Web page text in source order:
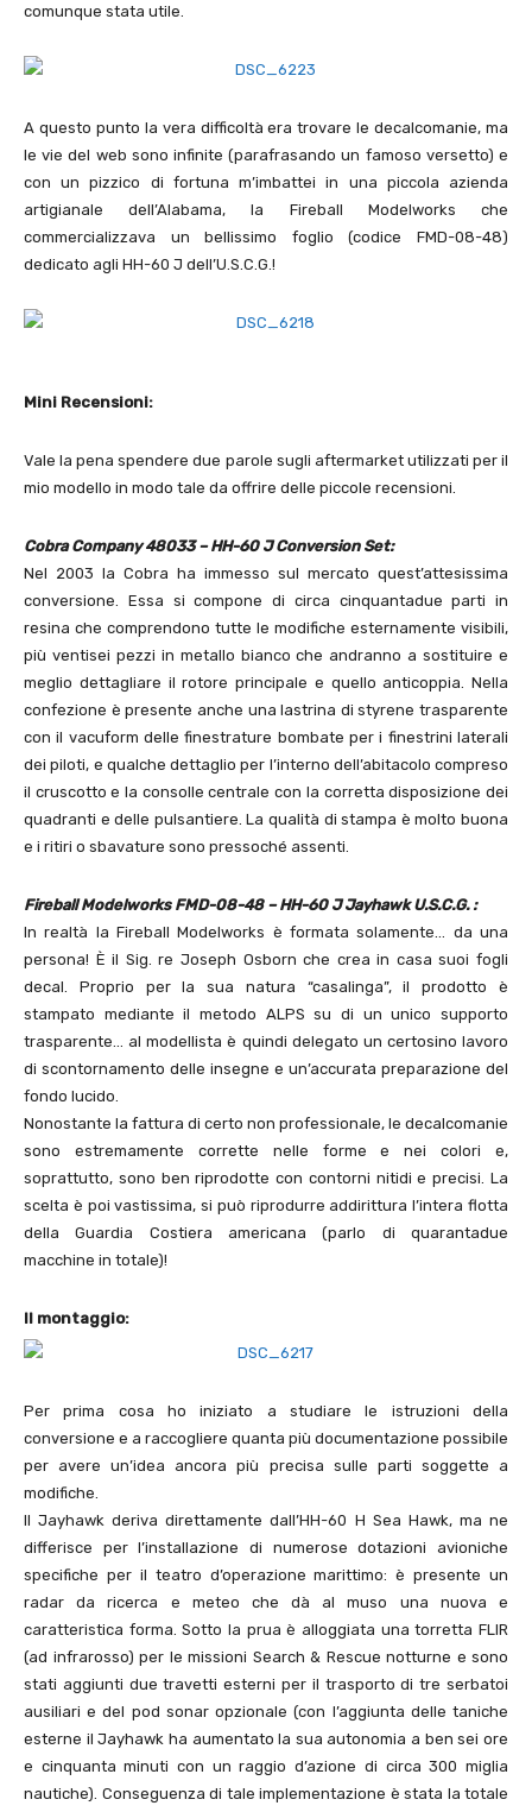
comunque stata utile.
A questo punto la vera difficoltà era trovare le decalcomanie, ma
le vie del web sono infinite (parafrasando un famoso versetto) e
con un pizzico di fortuna m’imbattei in una piccola azienda
artigianale dell’Alabama, la Fireball Modelworks che
commercializzava un bellissimo foglio (codice FMD-08-48)
dedicato agli HH-60 J dell’U.S.C.G.!
Mini Recensioni:
Vale la pena spendere due parole sugli aftermarket utilizzati per il
mio modello in modo tale da offrire delle piccole recensioni.
Cobra Company 48033 – HH-60 J Conversion Set:
Nel 2003 la Cobra ha immesso sul mercato quest’attesissima
conversione. Essa si compone di circa cinquantadue parti in
resina che comprendono tutte le modifiche esternamente visibili,
più ventisei pezzi in metallo bianco che andranno a sostituire e
meglio dettagliare il rotore principale e quello anticoppia. Nella
confezione è presente anche una lastrina di styrene trasparente
con il vacuform delle finestrature bombate per i finestrini laterali
dei piloti, e qualche dettaglio per l’interno dell’abitacolo compreso
il cruscotto e la consolle centrale con la corretta disposizione dei
quadranti e delle pulsantiere. La qualità di stampa è molto buona
e i ritiri o sbavature sono pressoché assenti.
Fireball Modelworks FMD-08-48 – HH-60 J Jayhawk U.S.C.G. :
In realtà la Fireball Modelworks è formata solamente… da una
persona! È il Sig. re Joseph Osborn che crea in casa suoi fogli
decal. Proprio per la sua natura “casalinga”, il prodotto è
stampato mediante il metodo ALPS su di un unico supporto
trasparente… al modellista è quindi delegato un certosino lavoro
di scontornamento delle insegne e un’accurata preparazione del
fondo lucido.
Nonostante la fattura di certo non professionale, le decalcomanie
sono estremamente corrette nelle forme e nei colori e,
soprattutto, sono ben riprodotte con contorni nitidi e precisi. La
scelta è poi vastissima, si può riprodurre addirittura l’intera flotta
della Guardia Costiera americana (parlo di quarantadue
macchine in totale)!
Il montaggio:
Per prima cosa ho iniziato a studiare le istruzioni della
conversione e a raccogliere quanta più documentazione possibile
per avere un’idea ancora più precisa sulle parti soggette a
modifiche.
Il Jayhawk deriva direttamente dall’HH-60 H Sea Hawk, ma ne
differisce per l’installazione di numerose dotazioni avioniche
specifiche per il teatro d’operazione marittimo: è presente un
radar da ricerca e meteo che dà al muso una nuova e
caratteristica forma. Sotto la prua è alloggiata una torretta FLIR
(ad infrarosso) per le missioni Search & Rescue notturne e sono
stati aggiunti due travetti esterni per il trasporto di tre serbatoi
ausiliari e del pod sonar opzionale (con l’aggiunta delle taniche
esterne il Jayhawk ha aumentato la sua autonomia a ben sei ore
e cinquanta minuti con un raggio d’azione di circa 300 miglia
nautiche). Conseguenza di tale implementazione è stata la totale